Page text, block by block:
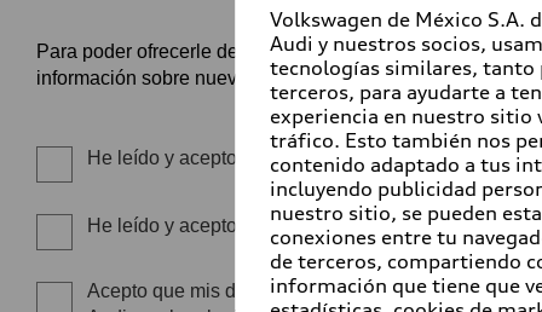
Volkswagen de México S.A.
Audi y nuestros socios,
tecnologías similares, tanto
terceros, para ayudarte a
experiencia en nuestro sitio
tráfico. Esto también nos
contenido adaptado a tus
incluyendo publicidad
nuestro sitio, se pueden
conexiones entre tu
de terceros, compartiendo
información que tiene que